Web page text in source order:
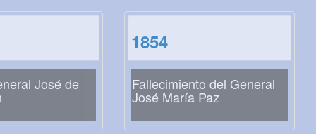
José de
1854
Fallecimiento del General
José María Paz